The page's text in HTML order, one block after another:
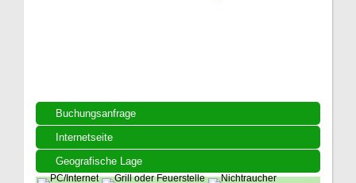
Buchungsanfrage
Internetseite
Geografische Lage